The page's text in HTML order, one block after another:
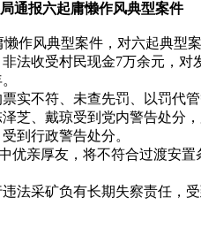
通报六起庸懒作风典型案件
作风典型案件，对六起典型
收受村民现金7万余元，对
不符、未查先罚、以罚代管
、戴琼受到党内警告处分，
到行政警告处分。
亲厚友，将不符合过渡安
采矿负有长期失察责任，受